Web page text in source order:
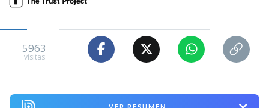
5963
visitas
VER RESUMEN